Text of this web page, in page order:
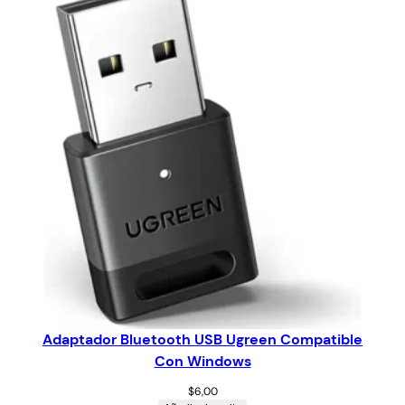
Adaptador Bluetooth USB Ugreen Compatible
Con Windows
$6,00